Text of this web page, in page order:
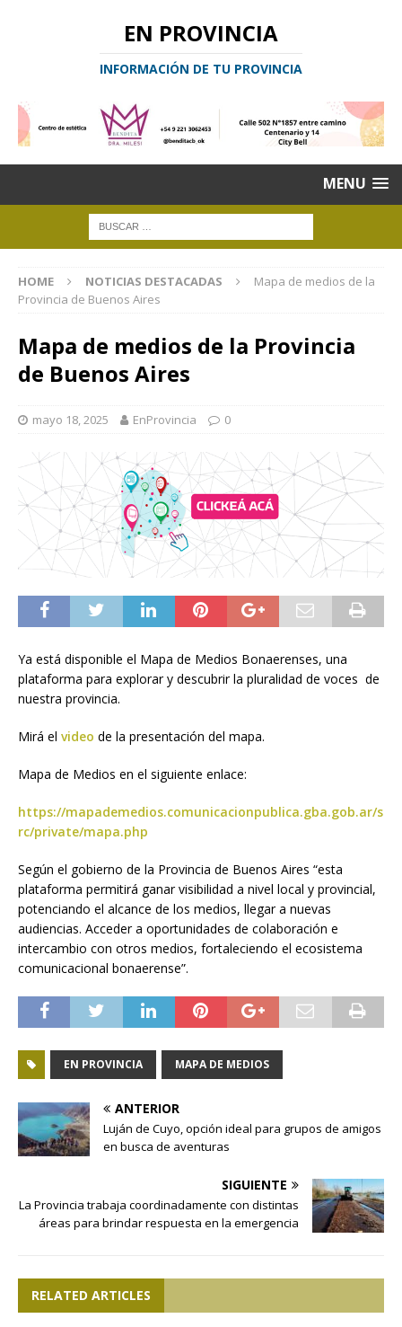
EN PROVINCIA
INFORMACIÓN DE TU PROVINCIA
MENU
HOME NOTICIAS DESTACADAS
Mapa de medios de la
Provincia de Buenos Aires
Mapa de medios de la Provincia
de Buenos Aires
mayo 18, 2025 EnProvincia 0
Ya está disponible el Mapa de Medios Bonaerenses, una
plataforma para explorar y descubrir la pluralidad de voces de
nuestra provincia.
Mirá el video de la presentación del mapa.
Mapa de Medios en el siguiente enlace:
https://mapademedios.comunicacionpublica.gba.gob.ar/s
rc/private/mapa.php
Según el gobierno de la Provincia de Buenos Aires “esta
plataforma permitirá ganar visibilidad a nivel local y provincial,
potenciando el alcance de los medios, llegar a nuevas
audiencias. Acceder a oportunidades de colaboración e
intercambio con otros medios, fortaleciendo el ecosistema
comunicacional bonaerense”.
EN PROVINCIA MAPA DE MEDIOS
ANTERIOR
Luján de Cuyo, opción ideal para grupos de amigos
en busca de aventuras
SIGUIENTE
La Provincia trabaja coordinadamente con distintas
áreas para brindar respuesta en la emergencia
RELATED ARTICLES